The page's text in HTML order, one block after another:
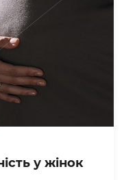
у жінок